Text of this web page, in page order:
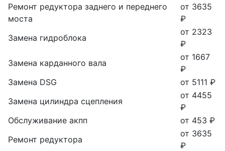
Ремонт редуктора заднего и переднего
моста
от 3635
₽
Замена гидроблока
от 2323
₽
Замена карданного вала
от 1667
₽
Замена DSG
от 5111 ₽
Замена цилиндра сцепления
от 4455
₽
Обслуживание акпп
от 453 ₽
Ремонт редуктора
от 3635
₽